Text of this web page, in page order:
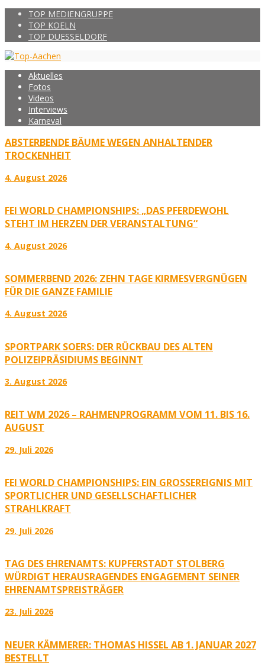
TOP MEDIENGRUPPE
TOP KOELN
TOP DUESSELDORF
Aktuelles
Fotos
Videos
Interviews
Karneval
ABSTERBENDE BÄUME WEGEN ANHALTENDER
TROCKENHEIT
4. August 2026
FEI WORLD CHAMPIONSHIPS: „DAS PFERDEWOHL
STEHT IM HERZEN DER VERANSTALTUNG“
4. August 2026
SOMMERBEND 2026: ZEHN TAGE KIRMESVERGNÜGEN
FÜR DIE GANZE FAMILIE
4. August 2026
SPORTPARK SOERS: DER RÜCKBAU DES ALTEN
POLIZEIPRÄSIDIUMS BEGINNT
3. August 2026
REIT WM 2026 – RAHMENPROGRAMM VOM 11. BIS 16.
AUGUST
29. Juli 2026
FEI WORLD CHAMPIONSHIPS: EIN GROSSEREIGNIS MIT S
PORTLICHER UND GESELLSCHAFTLICHER S
TRAHLKRAFT
29. Juli 2026
TAG DES EHRENAMTS: KUPFERSTADT STOLBERG
WÜRDIGT HERAUSRAGENDES ENGAGEMENT SEINER
EHRENAMTSPREISTRÄGER
23. Juli 2026
NEUER KÄMMERER: THOMAS HISSEL AB 1. JANUAR 2027
BESTELLT